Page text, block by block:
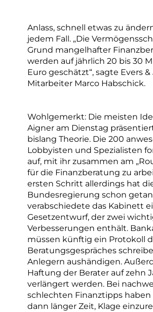
Anlass, schnell etwas zu
jedem Fall. „Die
Grund mangelhafter
werden auf jährlich 20 bis 30
Euro geschätzt“, sagte Evers
Mitarbeiter Marco Habschick.
Wohlgemerkt: Die meisten
Aigner am Dienstag
bislang Theorie. Die 200
Lobbyisten und Spezialisten
auf, mit ihr zusammen am
für die Finanzberatung zu
ersten Schritt allerdings hat
Bundesregierung schon
verabschiedete das Kabinett
Gesetzentwurf, der zwei
Verbesserungen enthält.
müssen künftig ein Protokoll
Beratungsgespräches
Anlegern aushändigen.
Haftung der Berater auf zehn
verlängert werden. Bei
schlechten Finanztipps haben
dann länger Zeit, Klage